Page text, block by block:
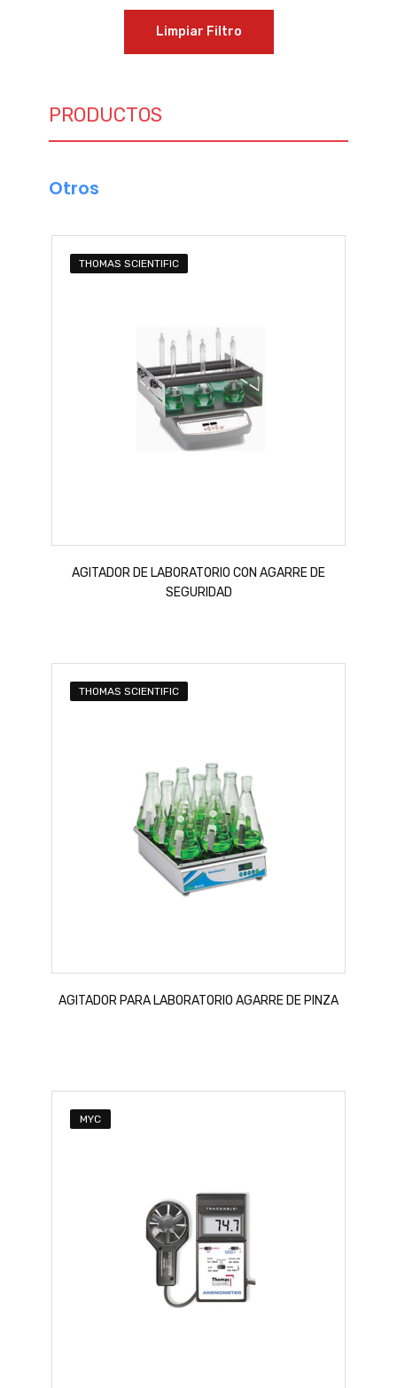
Limpiar Filtro
PRODUCTOS
Otros
THOMAS SCIENTIFIC
AGITADOR DE LABORATORIO CON AGARRE DE
SEGURIDAD
THOMAS SCIENTIFIC
AGITADOR PARA LABORATORIO AGARRE DE PINZA
MYC